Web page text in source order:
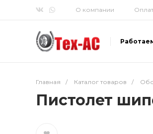
О компании
Главная / Каталог товаров /
Пистолет